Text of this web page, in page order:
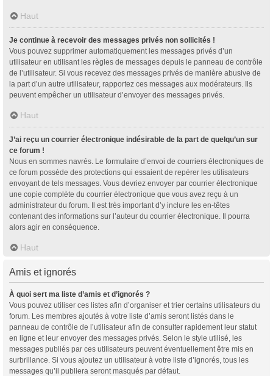
Haut
Je continue à recevoir des messages privés non sollicités !
Vous pouvez supprimer automatiquement les messages privés d’un
utilisateur en utilisant les règles de messages depuis le panneau de contrôle
de l’utilisateur. Si vous recevez des messages privés de manière abusive de
la part d’un autre utilisateur, rapportez ces messages aux modérateurs. Ils
peuvent empêcher un utilisateur d’envoyer des messages privés.
Haut
J’ai reçu un courrier électronique indésirable de la part de quelqu’un sur
ce forum !
Nous en sommes navrés. Le formulaire d’envoi de courriers électroniques de
ce forum possède des protections qui essaient de repérer les utilisateurs
envoyant de tels messages. Vous devriez envoyer par courrier électronique
une copie complète du courrier électronique que vous avez reçu à un
administrateur du forum. Il est très important d’y inclure les en-têtes
contenant des informations sur l’auteur du courrier électronique. Il pourra
alors agir en conséquence.
Haut
Amis et ignorés
À quoi sert ma liste d’amis et d’ignorés ?
Vous pouvez utiliser ces listes afin d’organiser et trier certains utilisateurs du
forum. Les membres ajoutés à votre liste d’amis seront listés dans le
panneau de contrôle de l’utilisateur afin de consulter rapidement leur statut
en ligne et leur envoyer des messages privés. Selon le style utilisé, les
messages publiés par ces utilisateurs peuvent éventuellement être mis en
surbrillance. Si vous ajoutez un utilisateur à votre liste d’ignorés, tous les
messages qu’il publiera seront masqués par défaut.